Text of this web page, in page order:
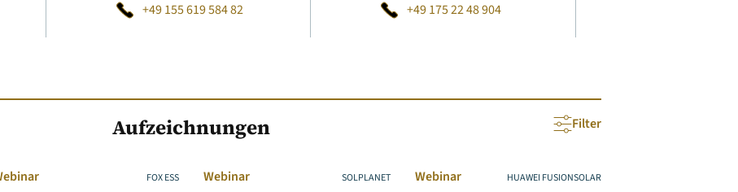
+49 155 619 584 82
+49 175 22 48 904​
Aufzeichnungen Filter
FOX ESS Webinar SOLPLANET Webinar HUAWEI FUSIONSOLAR